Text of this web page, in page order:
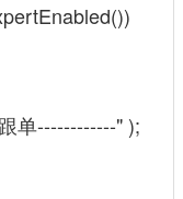
单------------" );